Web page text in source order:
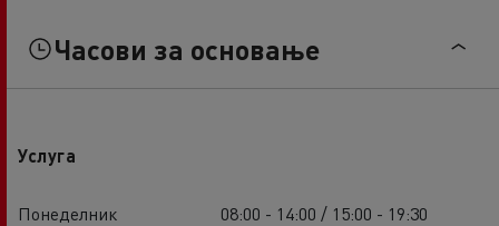
Часови за основање
Услуга
Понеделник
08:00 - 14:00 / 15:00 - 19:30